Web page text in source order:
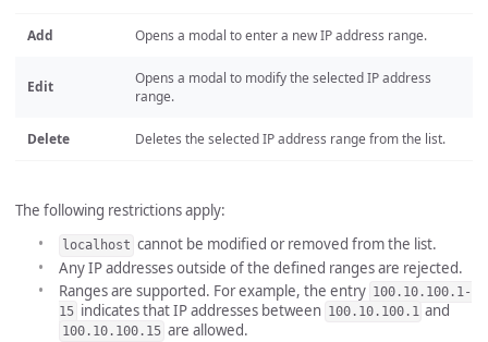
Add Opens a modal to enter a new IP address range.
Edit
Opens a modal to modify the selected IP address
range.
Delete Deletes the selected IP address range from the list.
The following restrictions apply:
localhost cannot be modified or removed from the list.
Any IP addresses outside of the defined ranges are rejected.
Ranges are supported. For example, the entry 100.10.100.1-
15 indicates that IP addresses between 100.10.100.1 and
100.10.100.15 are allowed.